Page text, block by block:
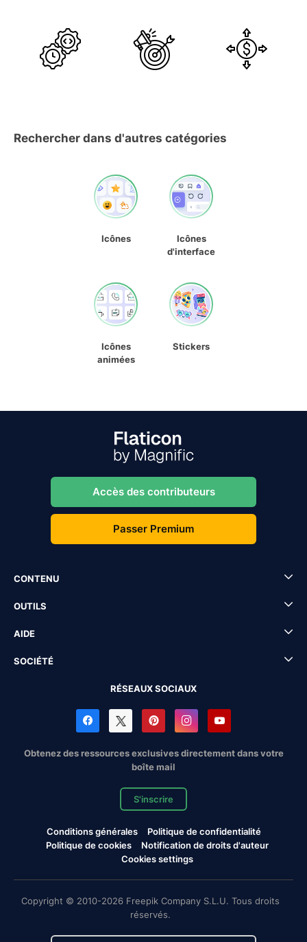
Rechercher dans d'autres catégories
Icônes
Icônes
d'interface
Icônes
animées
Stickers
Accès des contributeurs
Passer Premium
CONTENU
OUTILS
AIDE
SOCIÉTÉ
RÉSEAUX SOCIAUX
Obtenez des ressources exclusives directement dans votre
boîte mail
S'inscrire
Conditions générales
Politique de confidentialité
Politique de cookies
Notification de droits d'auteur
Cookies settings
Copyright © 2010-2026 Freepik Company S.L.U. Tous droits
réservés.